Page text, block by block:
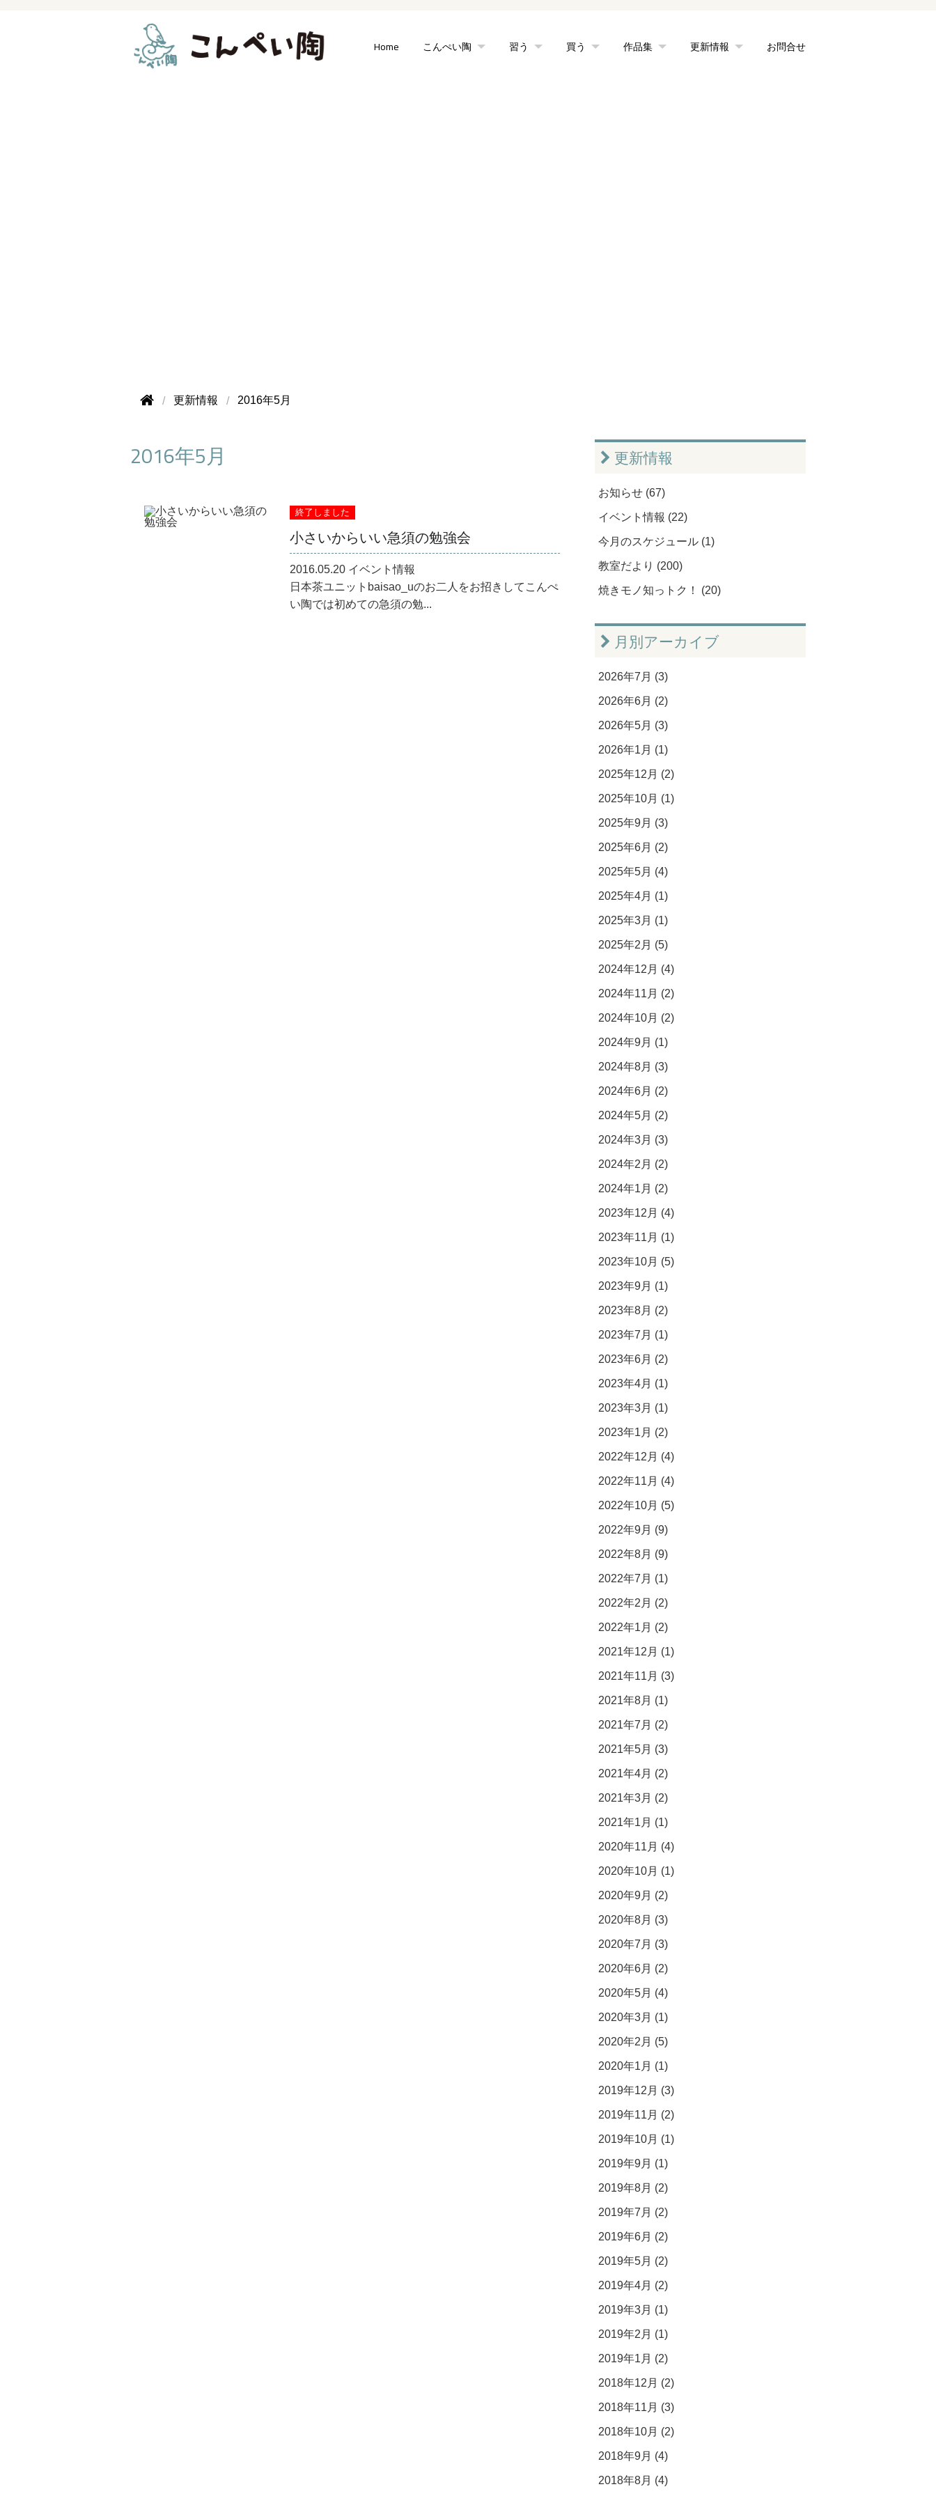
Home こんぺい陶 習う 買う 作品集 更新情報 お問合せ
更新情報 2016年5月
2016年5月
終了しました
小さいからいい急須の勉強会
2016.05.20 イベント情報
日本茶ユニットbaisao_uのお二人をお招きしてこんぺ
い陶では初めての急須の勉...
更新情報
お知らせ (67)
イベント情報 (22)
今月のスケジュール (1)
教室だより (200)
焼きモノ知っトク！ (20)
月別アーカイブ
2026年7月 (3)
2026年6月 (2)
2026年5月 (3)
2026年1月 (1)
2025年12月 (2)
2025年10月 (1)
2025年9月 (3)
2025年6月 (2)
2025年5月 (4)
2025年4月 (1)
2025年3月 (1)
2025年2月 (5)
2024年12月 (4)
2024年11月 (2)
2024年10月 (2)
2024年9月 (1)
2024年8月 (3)
2024年6月 (2)
2024年5月 (2)
2024年3月 (3)
2024年2月 (2)
2024年1月 (2)
2023年12月 (4)
2023年11月 (1)
2023年10月 (5)
2023年9月 (1)
2023年8月 (2)
2023年7月 (1)
2023年6月 (2)
2023年4月 (1)
2023年3月 (1)
2023年1月 (2)
2022年12月 (4)
2022年11月 (4)
2022年10月 (5)
2022年9月 (9)
2022年8月 (9)
2022年7月 (1)
2022年2月 (2)
2022年1月 (2)
2021年12月 (1)
2021年11月 (3)
2021年8月 (1)
2021年7月 (2)
2021年5月 (3)
2021年4月 (2)
2021年3月 (2)
2021年1月 (1)
2020年11月 (4)
2020年10月 (1)
2020年9月 (2)
2020年8月 (3)
2020年7月 (3)
2020年6月 (2)
2020年5月 (4)
2020年3月 (1)
2020年2月 (5)
2020年1月 (1)
2019年12月 (3)
2019年11月 (2)
2019年10月 (1)
2019年9月 (1)
2019年8月 (2)
2019年7月 (2)
2019年6月 (2)
2019年5月 (2)
2019年4月 (2)
2019年3月 (1)
2019年2月 (1)
2019年1月 (2)
2018年12月 (2)
2018年11月 (3)
2018年10月 (2)
2018年9月 (4)
2018年8月 (4)